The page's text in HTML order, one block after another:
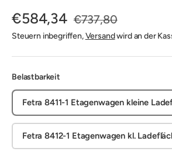
€584,34 €737,80
Steuern inbegriffen,Versandwird an der
Belastbarkeit
Fetra 8411-1 Etagenwagen kleine
Fetra 8412-1 Etagenwagen kl.